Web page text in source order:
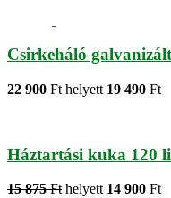
Csirkeháló
22 900 Ft helyett 19 490 Ft
Háztartási kuka 120
15 875 Ft helyett 14 900 Ft